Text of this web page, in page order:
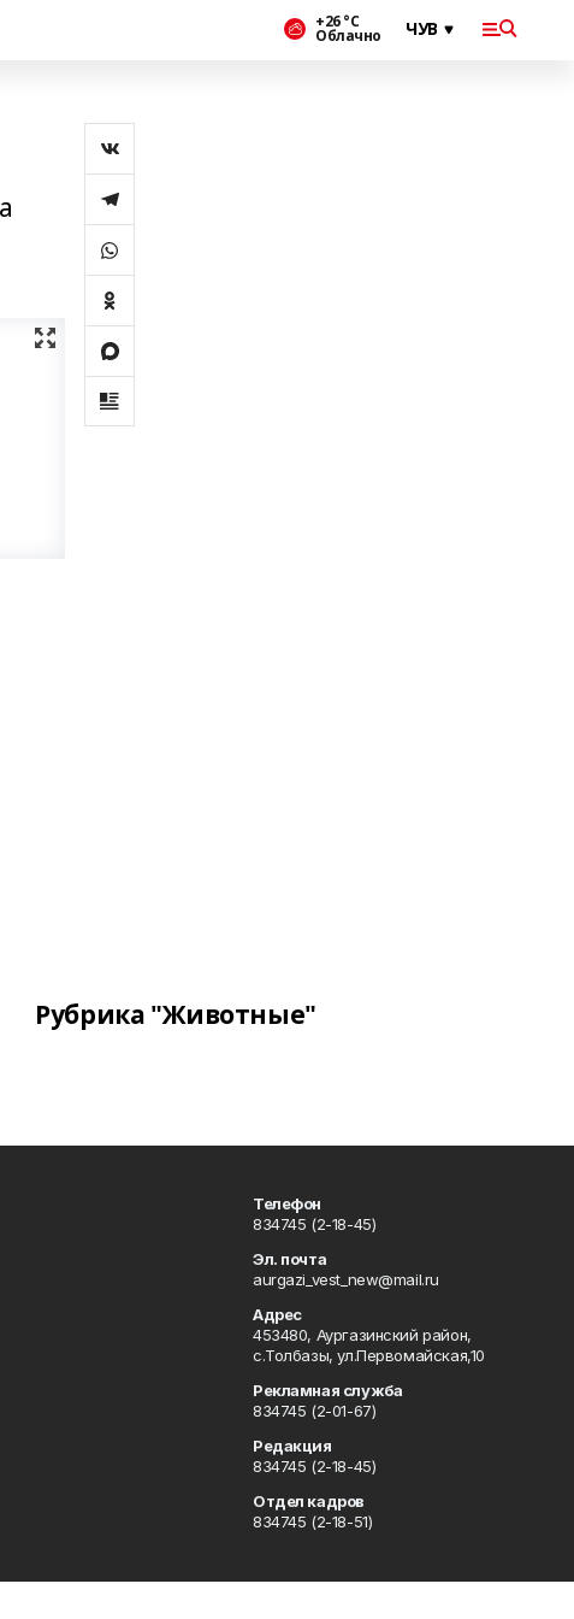
+26 °С
Облачно
Рубрика "Животные"
Телефон
834745 (2-18-45)
Эл. почта
aurgazi_vest_new@mail.ru
Адрес
453480, Аургазинский район,
с.Толбазы, ул.Первомайская,10
Рекламная служба
834745 (2-01-67)
Редакция
834745 (2-18-45)
Отдел кадров
834745 (2-18-51)